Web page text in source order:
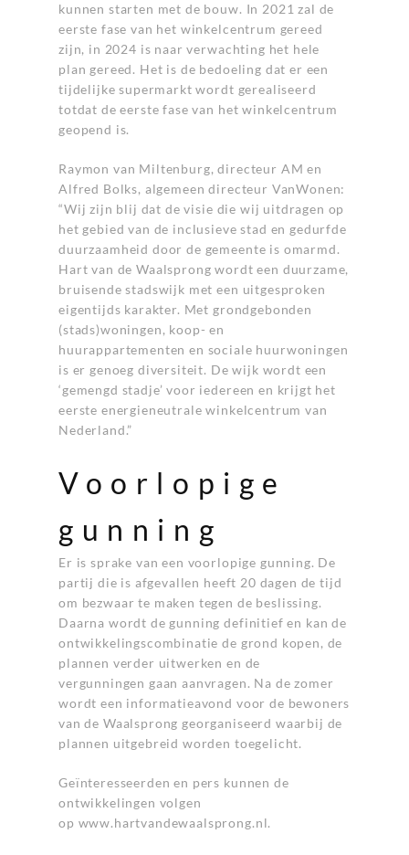
kunnen starten met de bouw. In 2021 zal de
eerste fase van het winkelcentrum gereed
zijn, in 2024 is naar verwachting het hele
plan gereed. Het is de bedoeling dat er een
tijdelijke supermarkt wordt gerealiseerd
totdat de eerste fase van het winkelcentrum
geopend is.
Raymon van Miltenburg, directeur AM en
Alfred Bolks, algemeen directeur VanWonen:
“Wij zijn blij dat de visie die wij uitdragen op
het gebied van de inclusieve stad en gedurfde
duurzaamheid door de gemeente is omarmd.
Hart van de Waalsprong wordt een duurzame,
bruisende stadswijk met een uitgesproken
eigentijds karakter. Met grondgebonden
(stads)woningen, koop- en
huurappartementen en sociale huurwoningen
is er genoeg diversiteit. De wijk wordt een
‘gemengd stadje’ voor iedereen en krijgt het
eerste energieneutrale winkelcentrum van
Nederland.”
Voorlopige
gunning
Er is sprake van een voorlopige gunning. De
partij die is afgevallen heeft 20 dagen de tijd
om bezwaar te maken tegen de beslissing.
Daarna wordt de gunning definitief en kan de
ontwikkelingscombinatie de grond kopen, de
plannen verder uitwerken en de
vergunningen gaan aanvragen. Na de zomer
wordt een informatieavond voor de bewoners
van de Waalsprong georganiseerd waarbij de
plannen uitgebreid worden toegelicht.
Geïnteresseerden en pers kunnen de
ontwikkelingen volgen
op www.hartvandewaalsprong.nl.